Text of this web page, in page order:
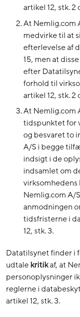
artikel 12, stk. 2
At Nemlig.com
medvirke til at
efterlevelse af
15, men at
efter
forhold til
artikel 12, stk. 2
At Nemlig.com
tidspunktet for
og besvaret to
A/S i begge
indsigt i de
indsamlet om
Nemlig.com A/
anmodningen
tidsfristerne i
12, stk. 3.
Datatilsynet finder i
udtalekritikaf, at
personoplysninger
reglerne i
artikel 12, stk. 3.